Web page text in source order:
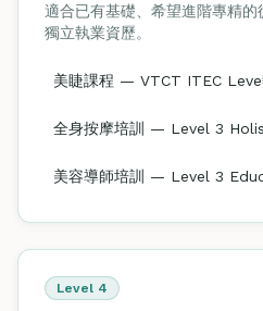
適合已有基礎、希望進階專精
獨立執業資歷。
美睫課程 — VTCT ITEC
全身按摩培訓 — Level 3
美容導師培訓 — Level 3
Level 4